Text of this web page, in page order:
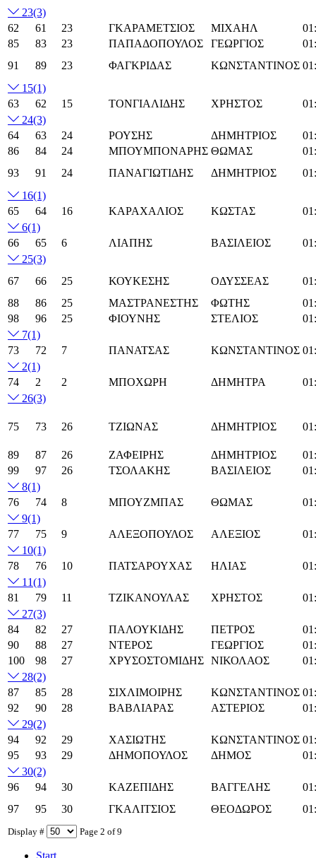
Display # Page 2 of 9
Start
23(3)
62
61 23 ΓΚΑΡΑΜΕΤΣΙΟΣ ΜΙΧΑΗΛ
85
83 23 ΠΑΠΑΔΟΠΟΥΛΟΣ ΓΕΩΡΓΙΟΣ
91
89 23 ΦΑΓΚΡΙΔΑΣ ΚΩΝΣΤΑΝΤΙΝΟΣ
15(1)
63
62 15 ΤΟΝΓΙΑΛΙΔΗΣ ΧΡΗΣΤΟΣ
24(3)
64
63 24 ΡΟΥΣΗΣ ΔΗΜΗΤΡΙΟΣ
86
84 24 ΜΠΟΥΜΠΟΝΑΡΗΣ ΘΩΜΑΣ
93
91 24 ΠΑΝΑΓΙΩΤΙΔΗΣ ΔΗΜΗΤΡΙΟΣ
16(1)
65
64 16 ΚΑΡΑΧΑΛΙΟΣ ΚΩΣΤΑΣ
6(1)
66
65 6 ΛΙΑΠΗΣ ΒΑΣΙΛΕΙΟΣ
25(3)
67
66 25 ΚΟΥΚΕΣΗΣ ΟΔΥΣΣΕΑΣ
88
86 25 ΜΑΣΤΡΑΝΕΣΤΗΣ ΦΩΤΗΣ
98
96 25 ΦΙΟΥΝΗΣ ΣΤΕΛΙΟΣ
7(1)
73
72 7 ΠΑΝΑΤΣΑΣ ΚΩΝΣΤΑΝΤΙΝΟΣ
2(1)
74
2 2 ΜΠΟΧΩΡΗ ΔΗΜΗΤΡΑ
26(3)
75 73 26 ΤΖΙΩΝΑΣ ΔΗΜΗΤΡΙΟΣ
89 87 26 ΖΑΦΕΙΡΗΣ ΔΗΜΗΤΡΙΟΣ
99
97 26 ΤΣΟΛΑΚΗΣ ΒΑΣΙΛΕΙΟΣ
8(1)
76
74 8 ΜΠΟΥΖΜΠΑΣ ΘΩΜΑΣ
9(1)
77
75 9 ΑΛΕΞΟΠΟΥΛΟΣ ΑΛΕΞΙΟΣ
10(1)
78
76 10 ΠΑΤΣΑΡΟΥΧΑΣ ΗΛΙΑΣ
11(1)
81
79 11 ΤΖΙΚΑΝΟΥΛΑΣ ΧΡΗΣΤΟΣ
27(3)
84
82 27 ΠΑΛΟΥΚΙΔΗΣ ΠΕΤΡΟΣ
90
88 27 ΝΤΕΡΟΣ ΓΕΩΡΓΙΟΣ
100
98 27 ΧΡΥΣΟΣΤΟΜΙΔΗΣ ΝΙΚΟΛΑΟΣ
28(2)
87
85 28 ΣΙΧΛΙΜΟΙΡΗΣ ΚΩΝΣΤΑΝΤΙΝΟΣ
92
90 28 ΒΑΒΛΙΑΡΑΣ ΑΣΤΕΡΙΟΣ
29(2)
94
92 29 ΧΑΣΙΩΤΗΣ ΚΩΝΣΤΑΝΤΙΝΟΣ
95
93 29 ΔΗΜΟΠΟΥΛΟΣ ΔΗΜΟΣ
30(2)
96
94 30 ΚΑΖΕΠΙΔΗΣ ΒΑΓΓΕΛΗΣ
97
95 30 ΓΚΑΛΙΤΣΙΟΣ ΘΕΟΔΩΡΟΣ